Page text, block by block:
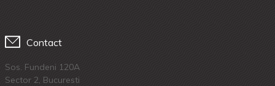
Contact
Sos. Fundeni 120A
Sector 2, Bucuresti